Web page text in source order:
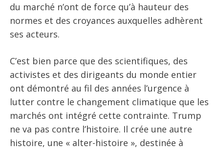
du marché n’ont de force qu’à hauteur des
normes et des croyances auxquelles adhèrent
ses acteurs.
C’est bien parce que des scientifiques, des
activistes et des dirigeants du monde entier
ont démontré au fil des années l’urgence à
lutter contre le changement climatique que les
marchés ont intégré cette contrainte. Trump
ne va pas contre l’histoire. Il crée une autre
histoire, une « alter-histoire », destinée à